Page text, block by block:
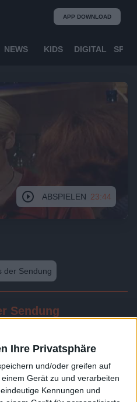
Ihre Privatsphäre
und/oder greifen auf
Gerät zu und verarbeiten
Kennungen und
APP DOWNLOAD
NEWS KIDS DIGITAL
ABSPIELEN 23:44
der Sendung
Sendung